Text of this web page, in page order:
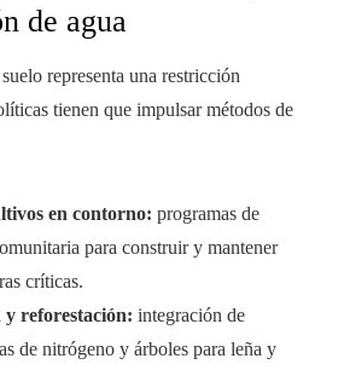
de agua
representa una restricción
tienen que impulsar métodos de
en contorno: programas de
para construir y mantener
críticas.
reforestación: integración de
de nitrógeno y árboles para leña y